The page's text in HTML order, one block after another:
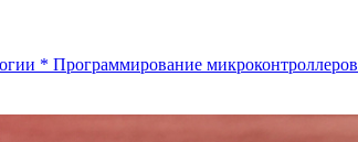
* Программирование микроконтроллеров